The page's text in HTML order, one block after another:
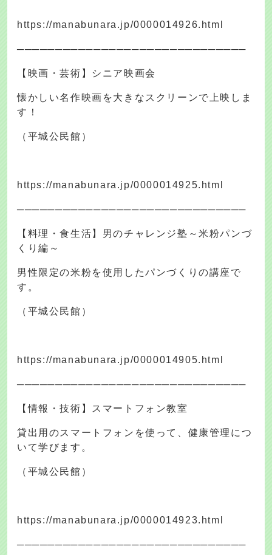
https://manabunara.jp/0000014926.html
──────────────────────────────
【映画・芸術】シニア映画会
懐かしい名作映画を大きなスクリーンで上映しま
す！
（平城公民館）
https://manabunara.jp/0000014925.html
──────────────────────────────
【料理・食生活】男のチャレンジ塾～米粉パンづ
くり編～
男性限定の米粉を使用したパンづくりの講座で
す。
（平城公民館）
https://manabunara.jp/0000014905.html
──────────────────────────────
【情報・技術】スマートフォン教室
貸出用のスマートフォンを使って、健康管理につ
いて学びます。
（平城公民館）
https://manabunara.jp/0000014923.html
──────────────────────────────